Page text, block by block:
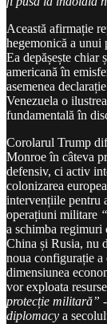
Această afirmație
hegemonică a unui
Ea depășește chiar
americană în
asemenea
Venezuela o
fundamentală în
Corolarul Trump
Monroe în câteva
defensiv, ci activ
colonizarea
intervențiile pentru
operațiuni militare
a schimba regimuri
China și Rusia, nu
noua configurație
dimensiunea
vor exploata
protecție militară”
diplomacy a